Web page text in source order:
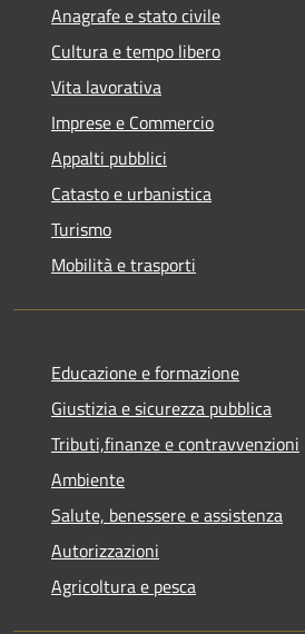
Anagrafe e stato civile
Cultura e tempo libero
Vita lavorativa
Imprese e Commercio
Appalti pubblici
Catasto e urbanistica
Turismo
Mobilità e trasporti
Educazione e formazione
Giustizia e sicurezza pubblica
Tributi,finanze e contravvenzioni
Ambiente
Salute, benessere e assistenza
Autorizzazioni
Agricoltura e pesca